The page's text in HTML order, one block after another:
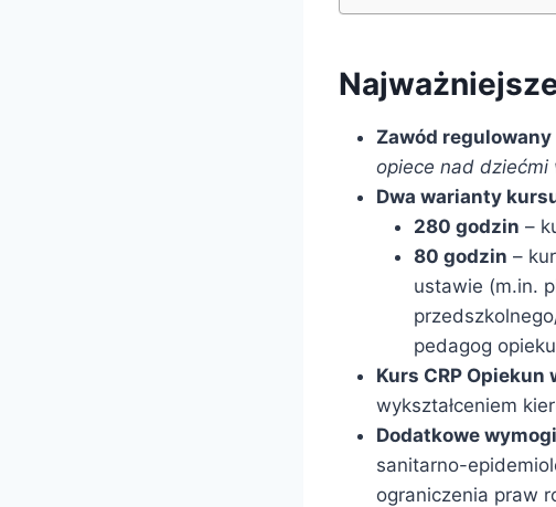
Zawód
opiece nad
Dwa warianty
280 godzin –
80 godzin –
ustawie (m.in.
pedagog
Kurs CRP Opiekun
wykształceniem
Dodatkowe
sanitarno-
ograniczenia praw